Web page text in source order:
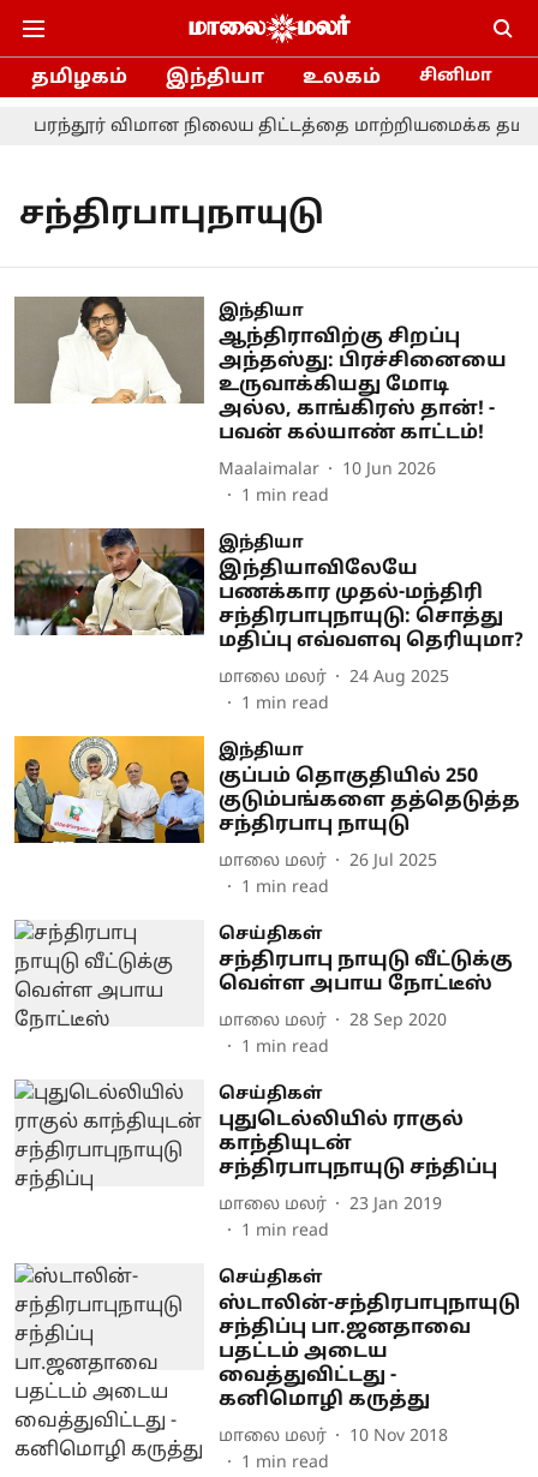
தமிழகம் இந்தியா உலகம் சினிமா
பரந்தூர் விமான நிலைய திட்டத்தை மாற்றியமைக்க
சந்திரபாபுநாயுடு
இந்தியா
ஆந்திராவிற்கு சிறப்பு
அந்தஸ்து: பிரச்சினையை
உருவாக்கியது மோடி
அல்ல, காங்கிரஸ் தான்! -
பவன் கல்யாண் காட்டம்!
Maalaimalar
10 Jun 2026
1 min read
இந்தியா
இந்தியாவிலேயே
பணக்கார முதல்-மந்திரி
சந்திரபாபுநாயுடு: சொத்து
மதிப்பு எவ்வளவு தெரியுமா?
மாலை மலர்
24 Aug 2025
1 min read
இந்தியா
குப்பம் தொகுதியில் 250
குடும்பங்களை தத்தெடுத்த
சந்திரபாபு நாயுடு
மாலை மலர்
26 Jul 2025
1 min read
செய்திகள்
சந்திரபாபு நாயுடு வீட்டுக்கு
வெள்ள அபாய நோட்டீஸ்
மாலை மலர்
28 Sep 2020
1 min read
செய்திகள்
புதுடெல்லியில் ராகுல்
காந்தியுடன்
சந்திரபாபுநாயுடு சந்திப்பு
மாலை மலர்
23 Jan 2019
1 min read
செய்திகள்
ஸ்டாலின்-சந்திரபாபுநாயுடு
சந்திப்பு பா.ஜனதாவை
பதட்டம் அடைய
வைத்துவிட்டது -
கனிமொழி கருத்து
மாலை மலர்
10 Nov 2018
1 min read